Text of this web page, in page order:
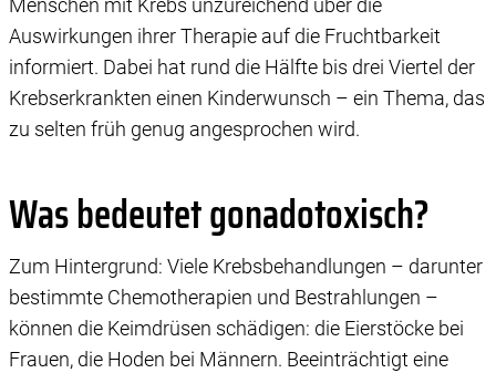
Menschen mit Krebs unzureichend über die
Auswirkungen ihrer Therapie auf die Fruchtbarkeit
informiert. Dabei hat rund die Hälfte bis drei Viertel der
Krebserkrankten einen Kinderwunsch – ein Thema, das
zu selten früh genug angesprochen wird.
Was bedeutet gonadotoxisch?
Zum Hintergrund: Viele Krebsbehandlungen – darunter
bestimmte Chemotherapien und Bestrahlungen –
können die Keimdrüsen schädigen: die Eierstöcke bei
Frauen, die Hoden bei Männern. Beeinträchtigt eine